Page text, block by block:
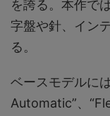
を誇る。本作で
字盤や針、イン
る。
ベースモデルに
Automatic”、